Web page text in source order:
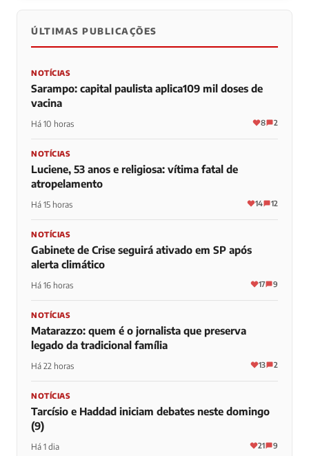
ÚLTIMAS PUBLICAÇÕES
NOTÍCIAS
Sarampo: capital paulista aplica109 mil doses de
vacina
Há 10 horas 8 2
NOTÍCIAS
Luciene, 53 anos e religiosa: vítima fatal de
atropelamento
Há 15 horas 14 12
NOTÍCIAS
Gabinete de Crise seguirá ativado em SP após
alerta climático
Há 16 horas 17 9
NOTÍCIAS
Matarazzo: quem é o jornalista que preserva
legado da tradicional família
Há 22 horas 13 2
NOTÍCIAS
Tarcísio e Haddad iniciam debates neste domingo
(9)
Há 1 dia 21 9